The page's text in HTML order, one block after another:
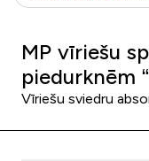
MP vīriešu
piedurknēm
Vīriešu sviedru